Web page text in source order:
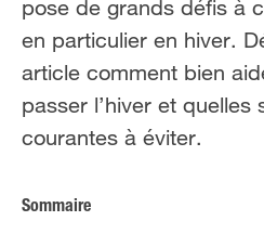
pose de grands défis à
en particulier en hiver.
article comment bien
passer l’hiver et quelles
courantes à éviter.
Sommaire